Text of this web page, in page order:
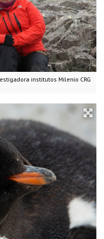
institutos Milenio CRG